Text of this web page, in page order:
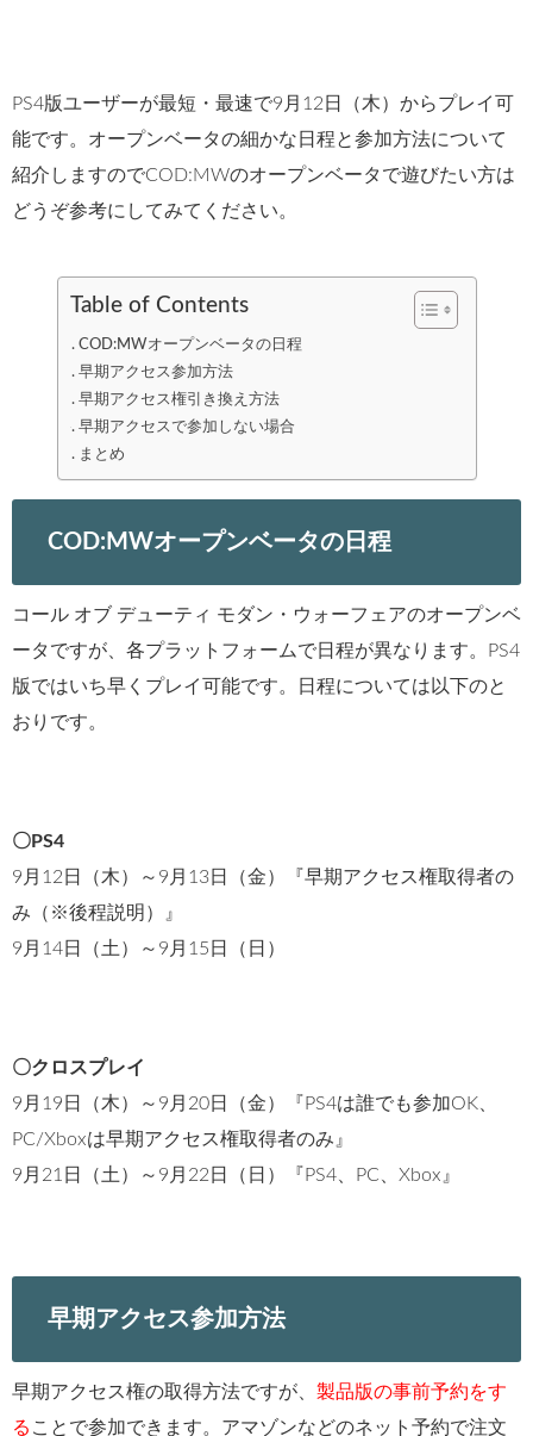
PS4版ユーザーが最短・最速で9月12日（木）からプレイ可
能です。オープンベータの細かな日程と参加方法について
紹介しますのでCOD:MWのオープンベータで遊びたい方は
どうぞ参考にしてみてください。
Table of Contents
COD:MWオープンベータの日程
早期アクセス参加方法
早期アクセス権引き換え方法
早期アクセスで参加しない場合
まとめ
COD:MWオープンベータの日程
コール オブ デューティ モダン・ウォーフェアのオープンベ
ータですが、各プラットフォームで日程が異なります。PS4
版ではいち早くプレイ可能です。日程については以下のと
おりです。
〇PS4
9月12日（木）～9月13日（金）『早期アクセス権取得者の
み（※後程説明）』
9月14日（土）～9月15日（日）
〇クロスプレイ
9月19日（木）～9月20日（金）『PS4は誰でも参加OK、
PC/Xboxは早期アクセス権取得者のみ』
9月21日（土）～9月22日（日）『PS4、PC、Xbox』
早期アクセス参加方法
早期アクセス権の取得方法ですが、 製品版の事前予約をす
る ことで参加できます。アマゾンなどのネット予約で注文